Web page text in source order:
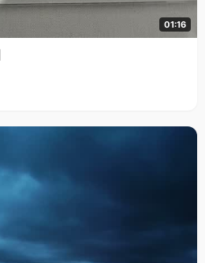
01:16